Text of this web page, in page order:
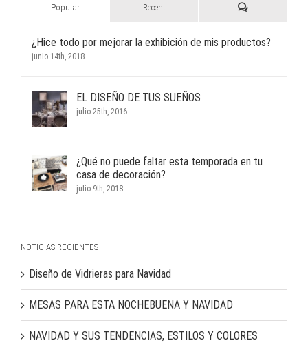
Popular Recent Comments
¿Hice todo por mejorar la exhibición de mis productos?
junio 14th, 2018
EL DISEÑO DE TUS SUEÑOS
julio 25th, 2016
¿Qué no puede faltar esta temporada en tu
casa de decoración?
julio 9th, 2018
NOTICIAS RECIENTES
Diseño de Vidrieras para Navidad
MESAS PARA ESTA NOCHEBUENA Y NAVIDAD
NAVIDAD Y SUS TENDENCIAS, ESTILOS Y COLORES